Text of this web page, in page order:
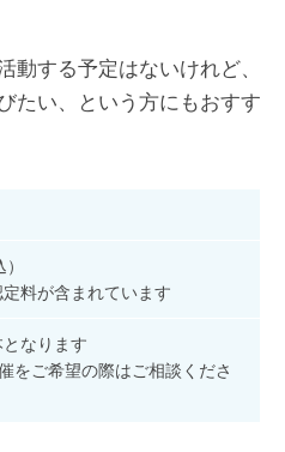
動する予定はないけれど、
たい、という方にもおすす
料が含まれています
なります
をご希望の際はご相談くださ